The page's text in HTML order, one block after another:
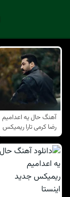
آهنگ حال یه اعدامیم
رضا کرمی تارا ریمیکس